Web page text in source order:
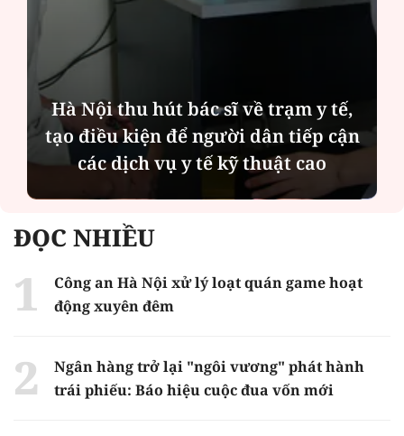
Hà Nội thu hút bác sĩ về trạm y tế,
tạo điều kiện để người dân tiếp cận
các dịch vụ y tế kỹ thuật cao
ĐỌC NHIỀU
Công an Hà Nội xử lý loạt quán game hoạt
động xuyên đêm
Ngân hàng trở lại "ngôi vương" phát hành
trái phiếu: Báo hiệu cuộc đua vốn mới